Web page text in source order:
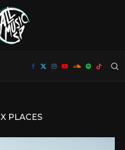
X PLACES